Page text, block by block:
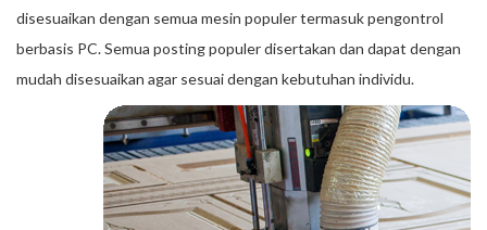
disesuaikan dengan semua mesin populer termasuk pengontrol
berbasis PC. Semua posting populer disertakan dan dapat dengan
mudah disesuaikan agar sesuai dengan kebutuhan individu.